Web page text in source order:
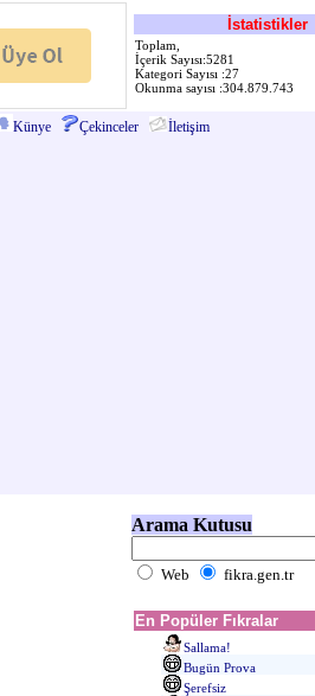
İstatistikler
Toplam,
İçerik Sayısı:5281
Kategori Sayısı :27
Okunma sayısı :304.879.743
Künye Çekinceler İletişim
Arama Kutusu
Web fikra.gen.tr
En Popüler Fıkralar
Sallama!
Bugün Prova
Şerefsiz